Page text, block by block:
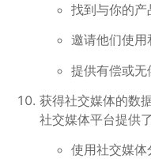
找到与你的产
邀请他们使用
提供有偿或无
获得社交媒体的数
社交媒体平台提供
使用社交媒体